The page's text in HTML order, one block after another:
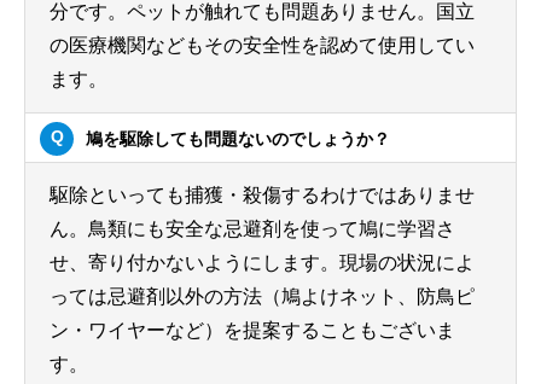
分です。ペットが触れても問題ありません。国立
の医療機関などもその安全性を認めて使用してい
ます。
鳩を駆除しても問題ないのでしょうか？
駆除といっても捕獲・殺傷するわけではありませ
ん。鳥類にも安全な忌避剤を使って鳩に学習さ
せ、寄り付かないようにします。現場の状況によ
っては忌避剤以外の方法（鳩よけネット、防鳥ピ
ン・ワイヤーなど）を提案することもございま
す。